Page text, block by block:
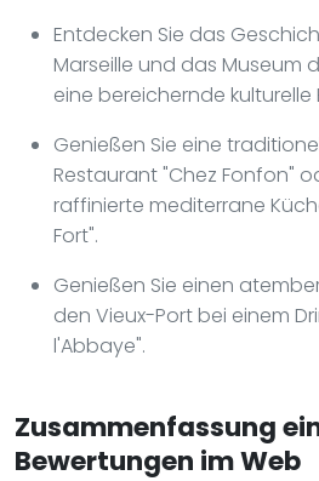
Entdecken Sie das
Marseille und das Museum
eine bereichernde kulturelle
Genießen Sie eine
Restaurant "Chez Fonfon"
raffinierte mediterrane
Fort".
Genießen Sie einen
den Vieux-Port bei einem
l'Abbaye".
Zusammenfassung
Bewertungen im Web